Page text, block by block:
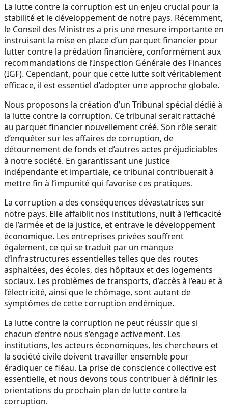
La lutte contre la corruption est un enjeu crucial pour la
stabilité et le développement de notre pays. Récemment,
le Conseil des Ministres a pris une mesure importante en
instruisant la mise en place d’un parquet financier pour
lutter contre la prédation financière, conformément aux
recommandations de l’Inspection Générale des Finances
(IGF). Cependant, pour que cette lutte soit véritablement
efficace, il est essentiel d’adopter une approche globale.
Nous proposons la création d’un Tribunal spécial dédié à
la lutte contre la corruption. Ce tribunal serait rattaché
au parquet financier nouvellement créé. Son rôle serait
d’enquêter sur les affaires de corruption, de
détournement de fonds et d’autres actes préjudiciables
à notre société. En garantissant une justice
indépendante et impartiale, ce tribunal contribuerait à
mettre fin à l’impunité qui favorise ces pratiques.
La corruption a des conséquences dévastatrices sur
notre pays. Elle affaiblit nos institutions, nuit à l’efficacité
de l’armée et de la justice, et entrave le développement
économique. Les entreprises privées souffrent
également, ce qui se traduit par un manque
d’infrastructures essentielles telles que des routes
asphaltées, des écoles, des hôpitaux et des logements
sociaux. Les problèmes de transports, d’accès à l’eau et à
l’électricité, ainsi que le chômage, sont autant de
symptômes de cette corruption endémique.
La lutte contre la corruption ne peut réussir que si
chacun d’entre nous s’engage activement. Les
institutions, les acteurs économiques, les chercheurs et
la société civile doivent travailler ensemble pour
éradiquer ce fléau. La prise de conscience collective est
essentielle, et nous devons tous contribuer à définir les
orientations du prochain plan de lutte contre la
corruption.